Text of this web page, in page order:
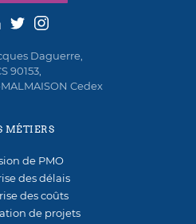
Daguerre,
90153,
Cedex
MÉTIERS
de PMO
des délais
des coûts
de projets